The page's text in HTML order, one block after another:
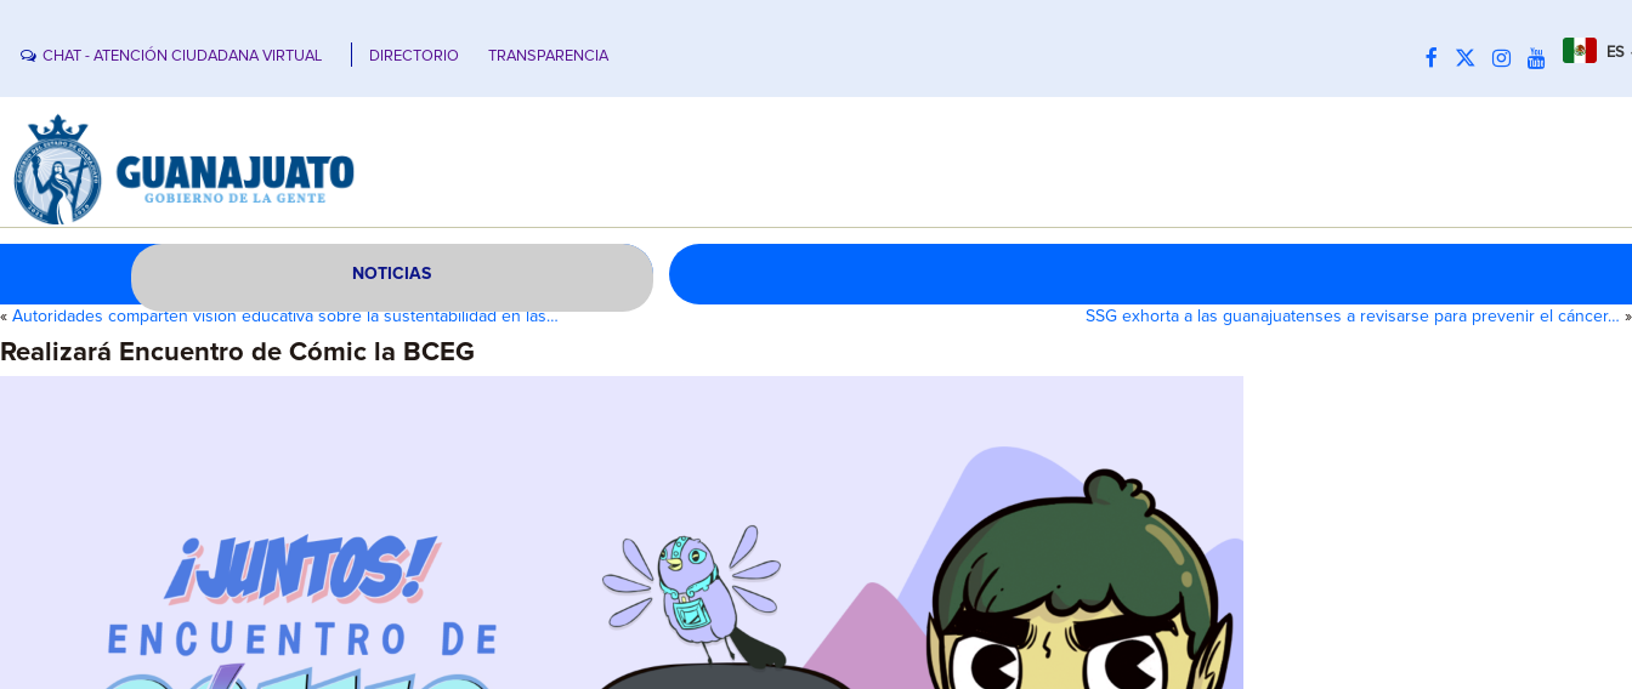
CHAT - ATENCIÓN CIUDADANA VIRTUAL DIRECTORIO TRANSPARENCIA ES
NOTICIAS
« Autoridades comparten visión educativa sobre la sustentabilidad en las… SSG exhorta a las guanajuatenses a revisarse para prevenir el cáncer… »
Realizará Encuentro de Cómic la BCEG